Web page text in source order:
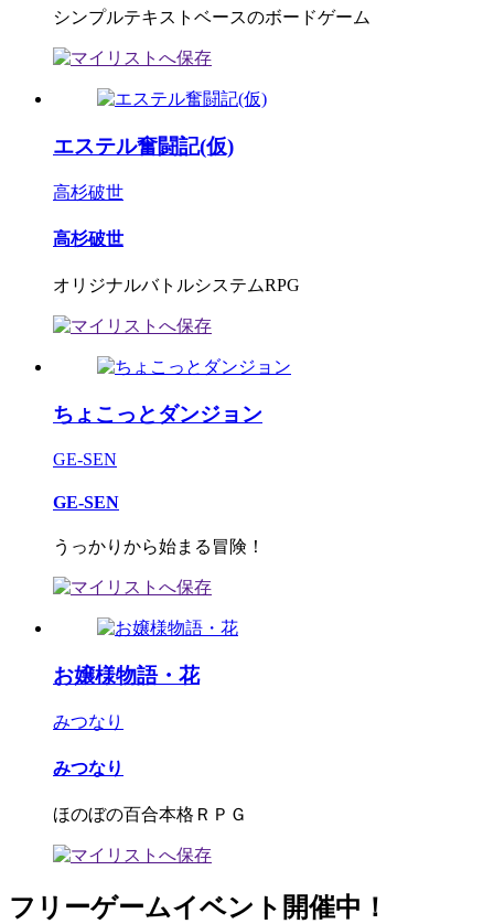
シンプルテキストベースのボードゲーム
エステル奮闘記(仮)
高杉破世
高杉破世
オリジナルバトルシステムRPG
ちょこっとダンジョン
GE-SEN
GE-SEN
うっかりから始まる冒険！
お嬢様物語・花
みつなり
みつなり
ほのぼの百合本格ＲＰＧ
フリーゲームイベント開催中！